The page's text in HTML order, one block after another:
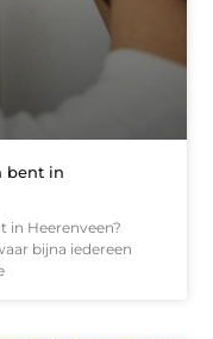
bent in
in Heerenveen?
bijna iedereen